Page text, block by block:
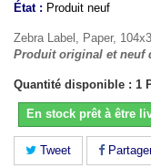
État : Produit neuf
Zebra Label, Paper,
Produit original et neuf
Quantité disponible : 1
En stock prêt à être
Tweet